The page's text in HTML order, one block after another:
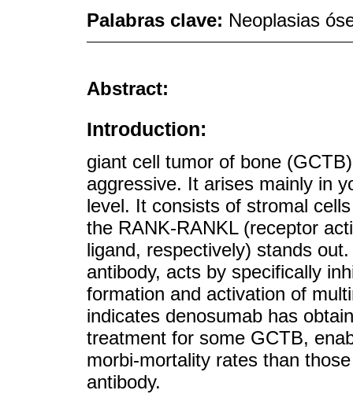
Palabras clave: Neoplasias
Abstract:
Introduction:
giant cell tumor of bone
aggressive. It arises mainly in
level. It consists of stromal
the RANK-RANKL (receptor
ligand, respectively) stands
antibody, acts by specifically
formation and activation of
indicates denosumab has
treatment for some GCTB,
morbi-mortality rates than
antibody.